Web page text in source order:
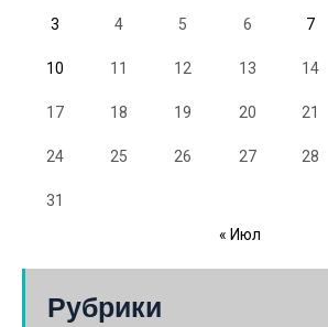
3 4 5 6 7
10 11 12 13 14
17 18 19 20 21
24 25 26 27 28
31
« Июл
Рубрики